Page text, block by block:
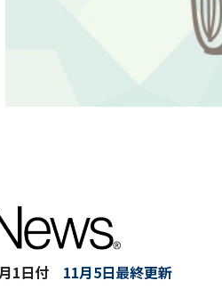
1日付 11月5日最終更新